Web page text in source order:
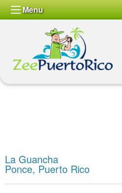
Menu
La Guancha
Ponce, Puerto Rico